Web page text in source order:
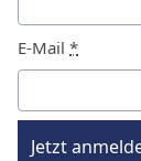
E-Mail *
Jetzt